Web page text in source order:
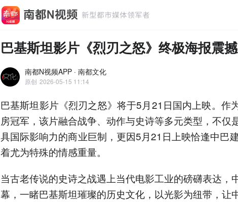
巴基斯坦影片《烈刃之怒》终极海报震
南都N视频APP · 南都文化
原创 2026-05-15 11:14
巴基斯坦影片《烈刃之怒》将于5月21日国内上映。作
房冠军，该片融合战争、动作与史诗等多元类型，不仅
具国际影响力的商业巨制，更因5月21日上映恰逢中巴
着尤为特殊的情感重量。
当古老传说的史诗之战遇上当代电影工业的磅礴表达，
幕，一睹巴基斯坦璀璨的历史文化，以光影为纽带，让